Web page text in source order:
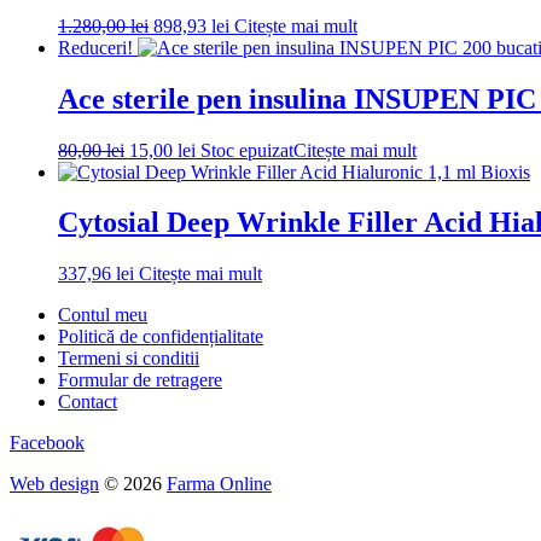
1.280,00lei Prețul
inițial
fost:
1.280,00 lei.
898,93 lei Prețul
curent
898,93 lei.
Citește mai mult
Reduceri!
Ace sterile pen insulina INSUPEN
80,00lei Prețul
inițial
fost:
80,00 lei.
15,00 lei Prețul
curent
15,00 lei.
Stoc epuizatCitește mai mult
Cytosial Deep Wrinkle Filler Acid
337,96 lei Citește mai mult
Contul meu
Politică de confidențialitate
Termeni si conditii
Formular de retragere
Contact
Facebook
Web design © 2026 Farma Online